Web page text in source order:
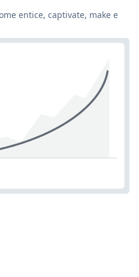
entice, captivate, make e